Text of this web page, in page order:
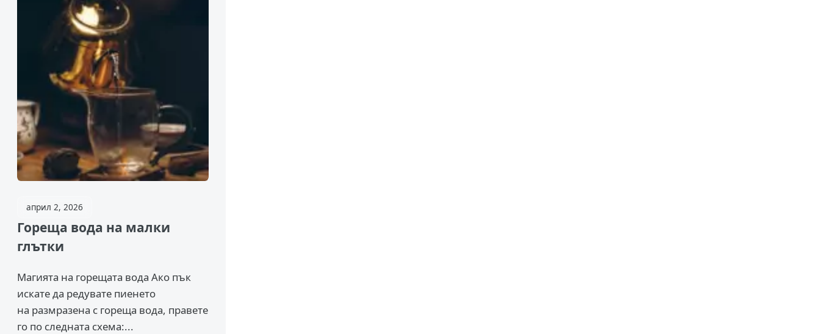
април 2, 2026
Гореща вода на малки
глътки
Магията на горещата вода Ако пък
искате да редувате пиенето
на размразена с гореща вода, правете
го по следната схема:...